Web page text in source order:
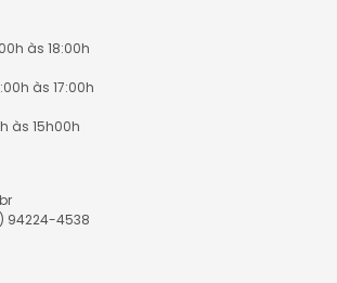
às 18:00h
às 17:00h
às 15h00h
94224-4538